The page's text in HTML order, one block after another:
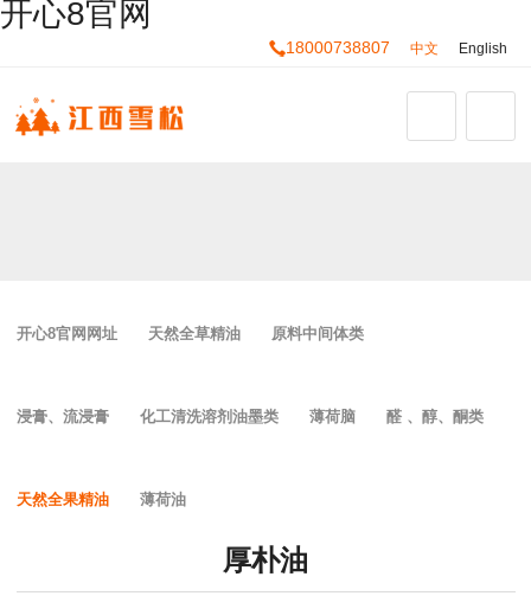
开心8官网
18000738807 中文 English
开心8官网网址 天然全草精油 原料中间体类
浸膏、流浸膏 化工清洗溶剂油墨类 薄荷脑 醛 、醇、酮类
天然全果精油 薄荷油
厚朴油